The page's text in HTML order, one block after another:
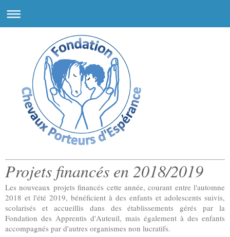
Projets financés en 2018/2019
Les nouveaux projets financés cette année, courant entre l'automne
2018 et l'été 2019, bénéficient à des enfants et adolescents suivis,
scolarisés et accueillis dans des établissements gérés par la
Fondation des Apprentis d'Auteuil, mais également à des enfants
accompagnés par d'autres organismes non lucratifs.